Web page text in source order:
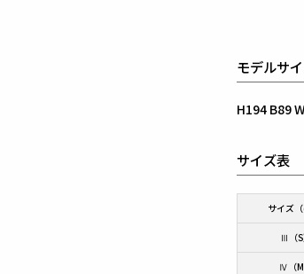
モデルサ
H194 B89
サイズ表
サイズ（
Ⅲ（S
Ⅳ（M